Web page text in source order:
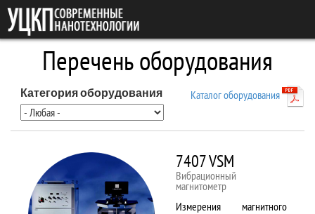
Перейти к основному содержанию
Перечень оборудования
Каталог оборудования
Категория оборудования
7407 VSM
Вибрационный
магнитометр
Измерения магнитного